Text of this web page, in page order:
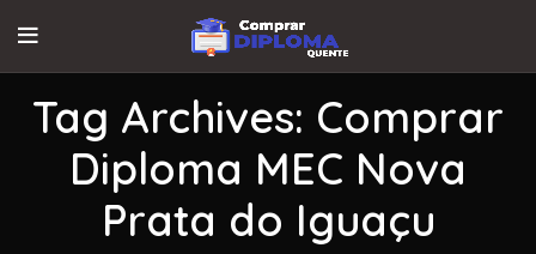
Tag Archives: Comprar
Diploma MEC Nova
Prata do Iguaçu